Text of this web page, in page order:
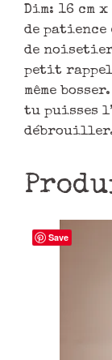
Dim: 16 cm
de patience
de noisetier
petit
même
tu puisses
Save